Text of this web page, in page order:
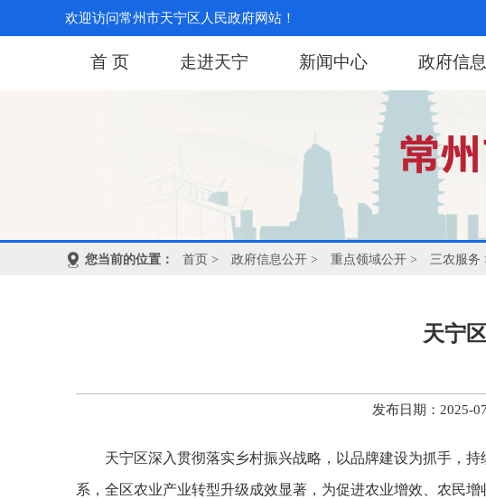
欢迎访问常州市天宁区人民政府网站！
首 页 走进天宁 新闻中心 政府信
您当前的位置： 首页 > 政府信息公开 > 重点领域公开 > 三农服务
天宁
发布日期：2025-
天宁区深入贯彻落实乡村振兴战略，以品牌建设为抓手，
系，全区农业产业转型升级成效显著，为促进农业增效、农民增